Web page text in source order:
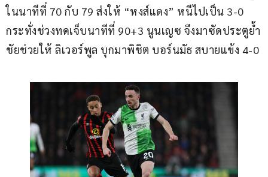
ในนาทีที่ 70 กับ 79 ส่งให้ “หงส์แดง” หนีไปเป็น 3-0
กระทั่งช่วงทดเจ็บนาทีที่ 90+3 นูนเญซ จึงมาซัดประตูย้ำ
ชัยช่วยให้ ลิเวอร์พูล บุกมาพิชิต บอร์นมัธ สบายแข้ง 4-0